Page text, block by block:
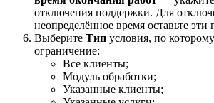
отключения поддержки. Для
неопределённое время оставьте
Выберите Тип условия, по
ограничение:
Все клиенты;
Модуль обработки;
Указанные клиенты;